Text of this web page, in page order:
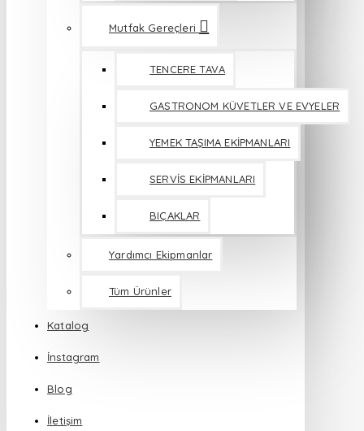
Mutfak Gereçleri
TENCERE TAVA
GASTRONOM KÜVETLER VE EVYELER
YEMEK TAŞIMA EKİPMANLARI
SERVİS EKİPMANLARI
BIÇAKLAR
Yardımcı Ekipmanlar
Tüm Ürünler
Katalog
İnstagram
Blog
İletişim